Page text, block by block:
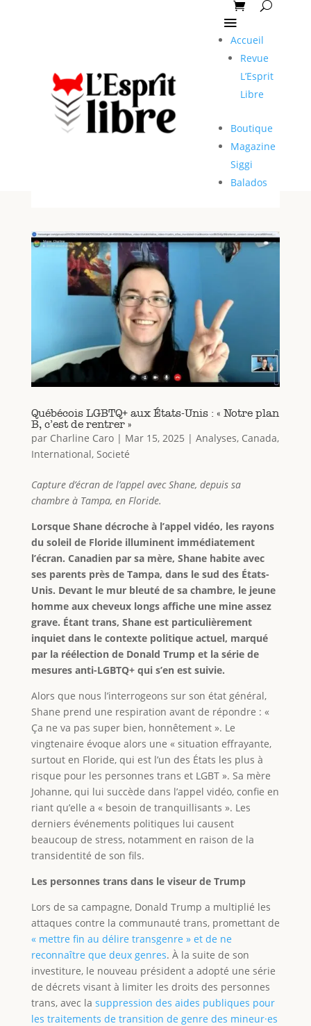
Accueil
Revue
L’Esprit
Libre
Boutique
Magazine
Siggi
Balados
Québécois LGBTQ+ aux États-Unis : « Notre plan
B, c’est de rentrer »
par Charline Caro| Mar 15, 2025 | Analyses, Canada,
International, Societé
Capture d’écran de l’appel avec Shane, depuis sa
chambre à Tampa, en Floride.
Lorsque Shane décroche à l’appel vidéo, les rayons
du soleil de Floride illuminent immédiatement
l’écran. Canadien par sa mère, Shane habite avec
ses parents près de Tampa, dans le sud des États-
Unis. Devant le mur bleuté de sa chambre, le jeune
homme aux cheveux longs affiche une mine assez
grave. Étant trans, Shane est particulièrement
inquiet dans le contexte politique actuel, marqué
par la réélection de Donald Trump et la série de
mesures anti-LGBTQ+ qui s’en est suivie.
Alors que nous l’interrogeons sur son état général,
Shane prend une respiration avant de répondre : «
Ça ne va pas super bien, honnêtement ». Le
vingtenaire évoque alors une « situation effrayante,
surtout en Floride, qui est l’un des États les plus à
risque pour les personnes trans et LGBT ». Sa mère
Johanne, qui lui succède dans l’appel vidéo, confie en
riant qu’elle a « besoin de tranquillisants ». Les
derniers événements politiques lui causent
beaucoup de stress, notamment en raison de la
transidentité de son fils.
Les personnes trans dans le viseur de Trump
Lors de sa campagne, Donald Trump a multiplié les
attaques contre la communauté trans, promettant de
« mettre fin au délire transgenre » et de ne
reconnaître que deux genres. À la suite de son
investiture, le nouveau président a adopté une série
de décrets visant à limiter les droits des personnes
trans, avec la suppression des aides publiques pour
les traitements de transition de genre des mineur·es